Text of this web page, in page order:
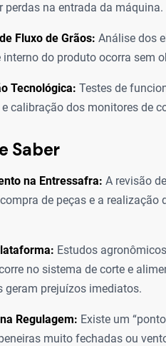
perdas na entrada da máquina.
Fluxo de Grãos: Análise dos
interno do produto ocorra sem
Tecnológica: Testes de
calibração dos monitores de
Saber
na Entressafra: A revisão
de peças e a
Estudos
no sistema de corte e
geram prejuízos imediatos.
Regulagem: Existe um
muito fechadas ou